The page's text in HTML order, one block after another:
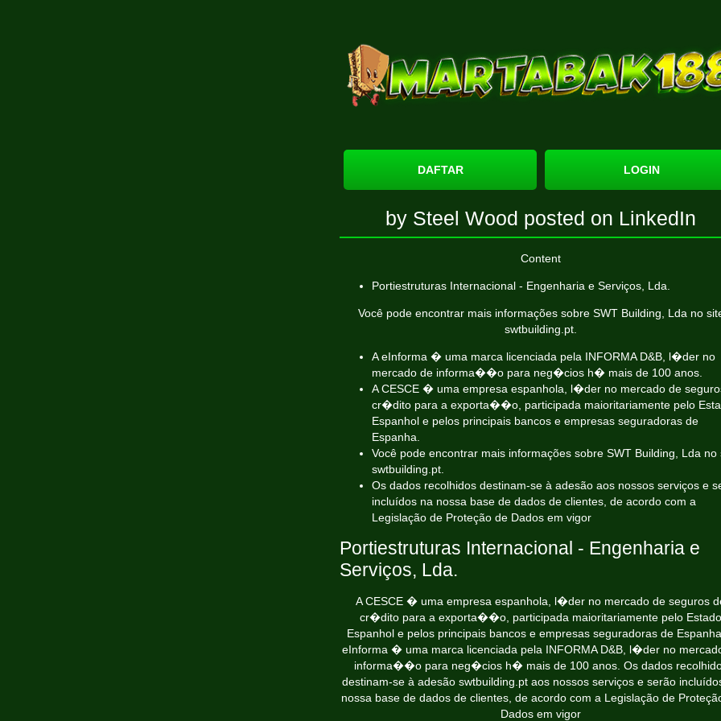
DAFTAR LOGIN
by Steel Wood posted on LinkedIn
Content
Portiestruturas Internacional - Engenharia e Serviços, Lda.
Você pode encontrar mais informações sobre SWT Building, Lda no
swtbuilding.pt.
A eInforma � uma marca licenciada pela INFORMA D&B, l�der no
mercado de informa��o para neg�cios h� mais de 100 anos.
A CESCE � uma empresa espanhola, l�der no mercado de
cr�dito para a exporta��o, participada maioritariamente pelo
Espanhol e pelos principais bancos e empresas seguradoras de
Espanha.
Você pode encontrar mais informações sobre SWT Building, Lda no
swtbuilding.pt.
Os dados recolhidos destinam-se à adesão aos nossos serviços e
incluídos na nossa base de dados de clientes, de acordo com a
Legislação de Proteção de Dados em vigor
Portiestruturas Internacional - Engenharia e
Serviços, Lda.
A CESCE � uma empresa espanhola, l�der no mercado de seguros
cr�dito para a exporta��o, participada maioritariamente pelo Estado
Espanhol e pelos principais bancos e empresas seguradoras de
eInforma � uma marca licenciada pela INFORMA D&B, l�der no
informa��o para neg�cios h� mais de 100 anos. Os dados
destinam-se à adesão swtbuilding.ptaos nossos serviços e serão
nossa base de dados de clientes, de acordo com a Legislação de
Dados em vigor